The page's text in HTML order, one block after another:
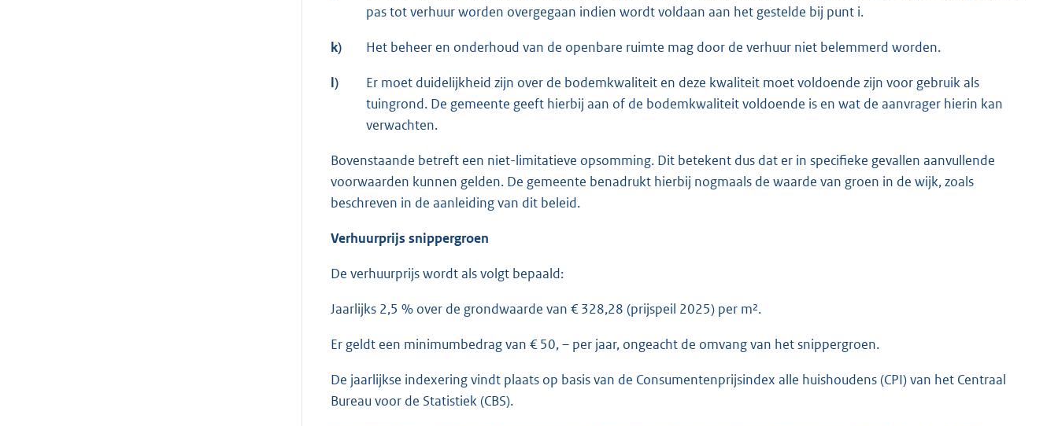
pas tot verhuur worden overgegaan indien wordt voldaan aan het gestelde bij punt i.
k) Het beheer en onderhoud van de openbare ruimte mag door de verhuur niet belemmerd worden.
l)
Er moet duidelijkheid zijn over de bodemkwaliteit en deze kwaliteit moet voldoende zijn voor gebruik als
tuingrond. De gemeente geeft hierbij aan of de bodemkwaliteit voldoende is en wat de aanvrager hierin kan
verwachten.
Bovenstaande betreft een niet-limitatieve opsomming. Dit betekent dus dat er in specifieke gevallen aanvullende
voorwaarden kunnen gelden. De gemeente benadrukt hierbij nogmaals de waarde van groen in de wijk, zoals
beschreven in de aanleiding van dit beleid.
Verhuurprijs snippergroen
De verhuurprijs wordt als volgt bepaald:
Jaarlijks 2,5 % over de grondwaarde van € 328,28 (prijspeil 2025) per m².
Er geldt een minimumbedrag van € 50, – per jaar, ongeacht de omvang van het snippergroen.
De jaarlijkse indexering vindt plaats op basis van de Consumentenprijsindex alle huishoudens (CPI) van het Centraal
Bureau voor de Statistiek (CBS).